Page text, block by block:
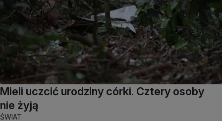
Mieli uczcić urodziny córki. Cztery osoby
nie żyją
ŚWIAT